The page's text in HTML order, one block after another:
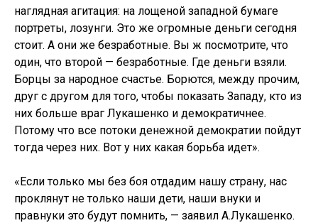
наглядная агитация: на лощеной западной бумаге
портреты, лозунги. Это же огромные деньги сегодня
стоит. А они же безработные. Вы ж посмотрите, что
один, что второй — безработные. Где деньги взяли.
Борцы за народное счастье. Борются, между прочим,
друг с другом для того, чтобы показать Западу, кто из
них больше враг Лукашенко и демократичнее.
Потому что все потоки денежной демократии пойдут
тогда через них. Вот у них какая борьба идет».
«Если только мы без боя отдадим нашу страну, нас
проклянут не только наши дети, наши внуки и
правнуки это будут помнить, — заявил А.Лукашенко.